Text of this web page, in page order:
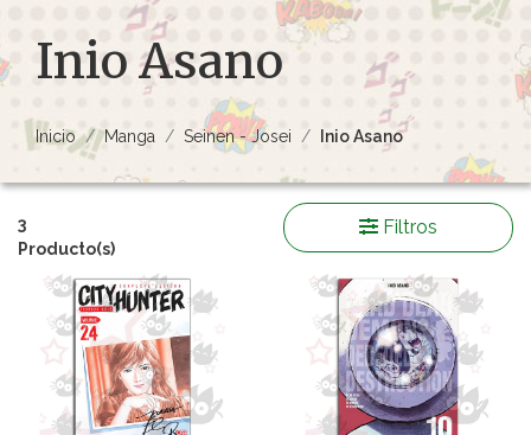
Inio Asano
Inicio Manga Seinen - Josei Inio Asano
3
Producto(s)
Filtros